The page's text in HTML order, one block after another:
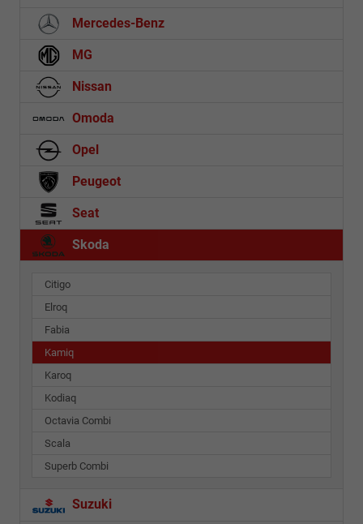
Mercedes-Benz
MG
Nissan
Omoda
Opel
Peugeot
Seat
Skoda
Citigo
Elroq
Fabia
Kamiq
Karoq
Kodiaq
Octavia Combi
Scala
Superb Combi
Suzuki